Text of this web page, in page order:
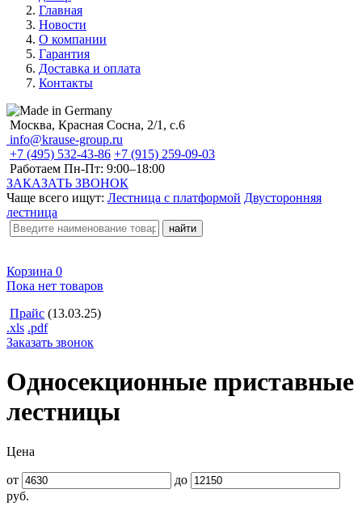
Главная
Новости
О компании
Гарантия
Доставка и оплата
Контакты
Москва, Красная Сосна, 2/1, с.6
info@krause-group.ru
+7 (495) 532-43-86 +7 (915) 259-09-03
Работаем Пн-Пт: 9:00–18:00
ЗАКАЗАТЬ ЗВОНОК
Чаще всего ищут: Лестница с платформой Двусторонняя
лестница
Корзина 0
Пока нет товаров
Прайс (13.03.25)
.xls .pdf
Заказать звонок
Односекционные приставные
лестницы
Цена
от
до
руб.